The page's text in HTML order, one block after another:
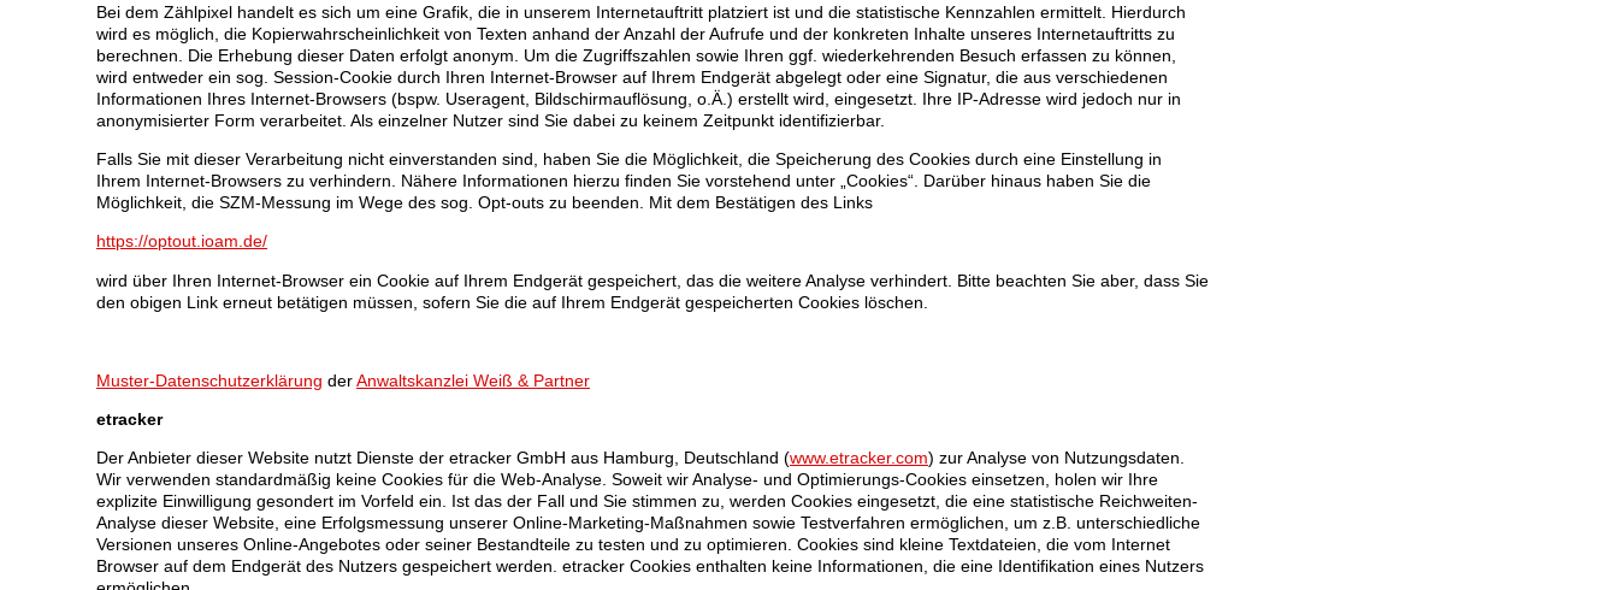
Bei dem Zählpixel handelt es sich um eine Grafik, die in unserem Internetauftritt platziert ist und die statistische Kennzahlen ermittelt. Hierdurch
wird es möglich, die Kopierwahrscheinlichkeit von Texten anhand der Anzahl der Aufrufe und der konkreten Inhalte unseres Internetauftritts zu
berechnen. Die Erhebung dieser Daten erfolgt anonym. Um die Zugriffszahlen sowie Ihren ggf. wiederkehrenden Besuch erfassen zu können,
wird entweder ein sog. Session-Cookie durch Ihren Internet-Browser auf Ihrem Endgerät abgelegt oder eine Signatur, die aus verschiedenen
Informationen Ihres Internet-Browsers (bspw. Useragent, Bildschirmauflösung, o.Ä.) erstellt wird, eingesetzt. Ihre IP-Adresse wird jedoch nur in
anonymisierter Form verarbeitet. Als einzelner Nutzer sind Sie dabei zu keinem Zeitpunkt identifizierbar.
Falls Sie mit dieser Verarbeitung nicht einverstanden sind, haben Sie die Möglichkeit, die Speicherung des Cookies durch eine Einstellung in
Ihrem Internet-Browsers zu verhindern. Nähere Informationen hierzu finden Sie vorstehend unter „Cookies“. Darüber hinaus haben Sie die
Möglichkeit, die SZM-Messung im Wege des sog. Opt-outs zu beenden. Mit dem Bestätigen des Links
https://optout.ioam.de/
wird über Ihren Internet-Browser ein Cookie auf Ihrem Endgerät gespeichert, das die weitere Analyse verhindert. Bitte beachten Sie aber, dass Sie
den obigen Link erneut betätigen müssen, sofern Sie die auf Ihrem Endgerät gespeicherten Cookies löschen.
Muster-Datenschutzerklärung derAnwaltskanzlei Weiß & Partner
etracker
Der Anbieter dieser Website nutzt Dienste der etracker GmbH aus Hamburg, Deutschland (www.etracker.com) zur Analyse von Nutzungsdaten.
Wir verwenden standardmäßig keine Cookies für die Web-Analyse. Soweit wir Analyse- und Optimierungs-Cookies einsetzen, holen wir Ihre
explizite Einwilligung gesondert im Vorfeld ein. Ist das der Fall und Sie stimmen zu, werden Cookies eingesetzt, die eine statistische Reichweiten-
Analyse dieser Website, eine Erfolgsmessung unserer Online-Marketing-Maßnahmen sowie Testverfahren ermöglichen, um z.B. unterschiedliche
Versionen unseres Online-Angebotes oder seiner Bestandteile zu testen und zu optimieren. Cookies sind kleine Textdateien, die vom Internet
Browser auf dem Endgerät des Nutzers gespeichert werden. etracker Cookies enthalten keine Informationen, die eine Identifikation eines Nutzers